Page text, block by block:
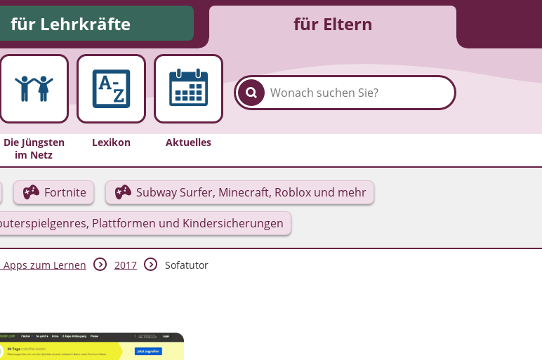
für Lehrkräfte für Eltern
Die Jüngsten
im Netz
Lexikon Aktuelles
Fortnite
Subway Surfer, Minecraft, Roblox und mehr
Plattformen und Kindersicherungen
zum Lernen 2017 Sofatutor